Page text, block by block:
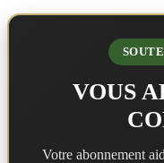
VOUS
Votre abonnement